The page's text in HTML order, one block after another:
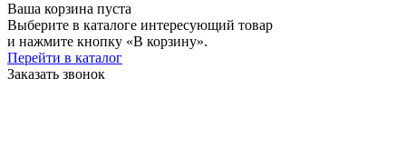
Ваша корзина пуста
Выберите в каталоге интересующий товар
и нажмите кнопку «В корзину».
Перейти в каталог
Заказать звонок